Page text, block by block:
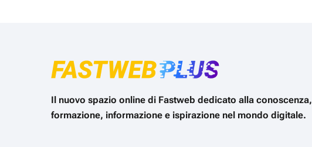
Il nuovo spazio online di Fastweb dedicato alla conoscenza,
formazione, informazione e ispirazione nel mondo digitale.